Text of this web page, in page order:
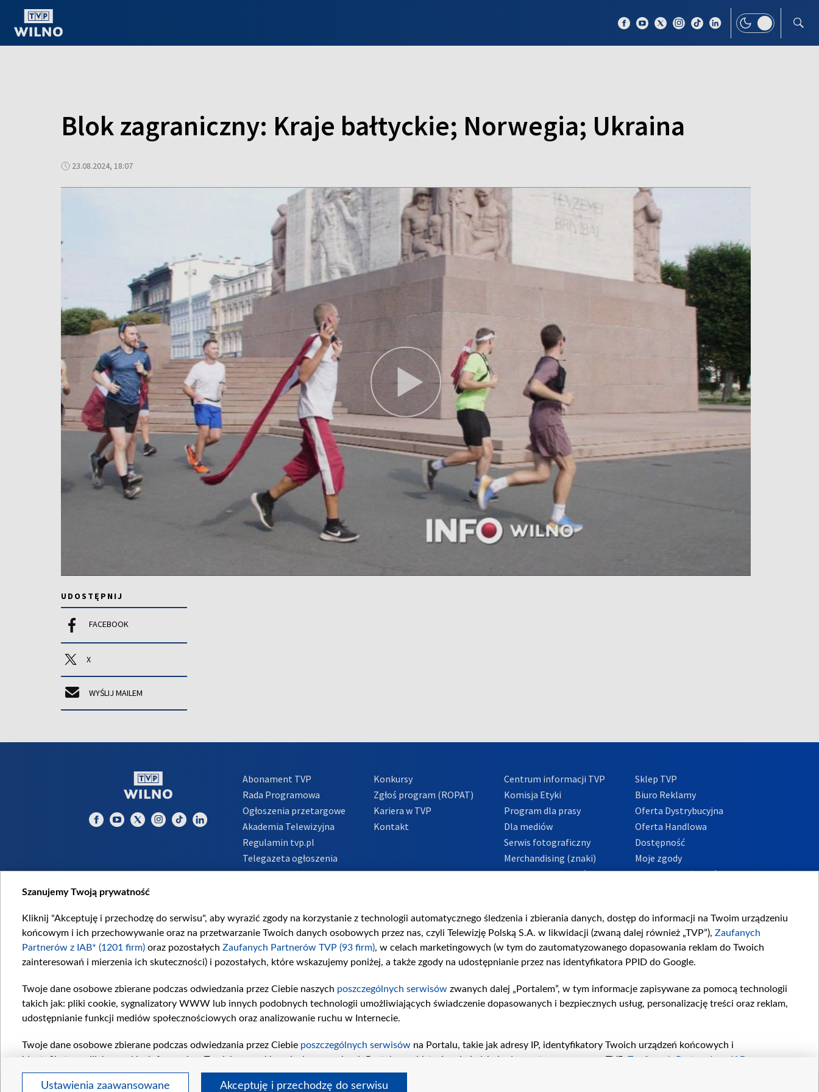
Blok zagraniczny: Kraje bałtyckie; Norwegia; Ukraina
23.08.2024, 18:07
UDOSTĘPNIJ
FACEBOOK
X
WYŚLIJ MAILEM
Abonament TVP
Rada Programowa
Ogłoszenia przetargowe
Akademia Telewizyjna
Regulamin tvp.pl
Telegazeta ogłoszenia
Informacje o nadawcy
Konkursy
Zgłoś program (ROPAT)
Kariera w TVP
Kontakt
Centrum informacji TVP
Komisja Etyki
Program dla prasy
Dla mediów
Serwis fotograficzny
Merchandising (znaki)
Polityka Prywatności
Sklep TVP
Biuro Reklamy
Oferta Dystrybucyjna
Oferta Handlowa
Dostępność
Moje zgody
Procedura zgłoszeń
Szanujemy Twoją prywatność
Kliknij "Akceptuję i przechodzę do serwisu", aby wyrazić zgody na korzystanie z technologii automatycznego śledzenia i zbierania danych, dostęp do informacji na Twoim urządzeniu
końcowym i ich przechowywanie oraz na przetwarzanie Twoich danych osobowych przez nas, czyli Telewizję Polską S.A. w likwidacji (zwaną dalej również „TVP”), Zaufanych
Partnerów z IAB* (1201 firm) oraz pozostałych Zaufanych Partnerów TVP (93 firm), w celach marketingowych (w tym do zautomatyzowanego dopasowania reklam do Twoich
zainteresowań i mierzenia ich skuteczności) i pozostałych, które wskazujemy poniżej, a także zgody na udostępnianie przez nas identyfikatora PPID do Google.
Twoje dane osobowe zbierane podczas odwiedzania przez Ciebie naszych poszczególnych serwisów zwanych dalej „Portalem”, w tym informacje zapisywane za pomocą technologii
takich jak: pliki cookie, sygnalizatory WWW lub innych podobnych technologii umożliwiających świadczenie dopasowanych i bezpiecznych usług, personalizację treści oraz reklam,
udostępnianie funkcji mediów społecznościowych oraz analizowanie ruchu w Internecie.
Twoje dane osobowe zbierane podczas odwiedzania przez Ciebie poszczególnych serwisów na Portalu, takie jak adresy IP, identyfikatory Twoich urządzeń końcowych i
identyfikatory plików cookie, informacje o Twoich wyszukiwaniach w serwisach Portalu czy historia odwiedzin będą przetwarzane przez TVP, Zaufanych Partnerów z IAB
pozostałychZaufanych Partnerów TVP
dla realizacji następujących celów i funkcji: przechowywania informacji na urządzeniu lub dostęp do nich, wyboru podstawowych reklam,
wyboru spersonalizowanych reklam, tworzenia profilu spersonalizowanych reklam, tworzenia profilu spersonalizowanych treści, wyboru spersonalizowanych treści, pomiaru
Ustawienia zaawansowane Akceptuję i przechodzę do serwisu